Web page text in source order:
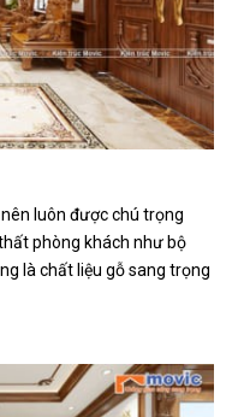
luôn được chú trọng
phòng khách như bộ
là chất liệu gỗ sang trọng